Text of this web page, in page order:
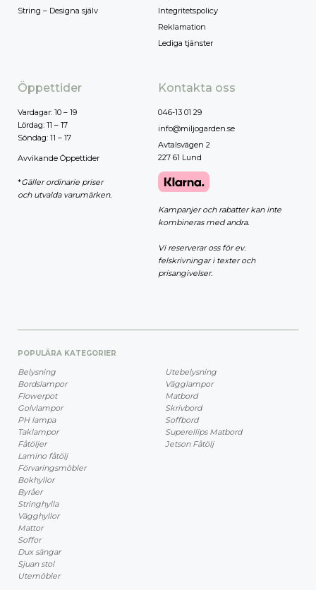
String – Designa själv
Integritetspolicy
Reklamation
Lediga tjänster
Öppettider
Vardagar: 10 – 19
Lördag: 11 – 17
Söndag: 11 – 17
Avvikande Öppettider
*Gäller ordinarie priser
och utvalda varumärken.
Kontakta oss
046-13 01 29
info@miljogarden.se
Avtalsvägen 2
227 61 Lund
Kampanjer och rabatter kan inte
kombineras med andra.
Vi reserverar oss för ev.
felskrivningar i texter och
prisangivelser.
POPULÄRA KATEGORIER
Belysning
Bordslampor
Flowerpot
Golvlampor
PH lampa
Taklampor
Fåtöljer
Lamino fåtölj
Förvaringsmöbler
Bokhyllor
Byråer
Stringhylla
Vägghyllor
Mattor
Soffor
Dux sängar
Sjuan stol
Utemöbler
Utebelysning
Vägglampor
Matbord
Skrivbord
Soffbord
Superellips Matbord
Jetson Fåtölj